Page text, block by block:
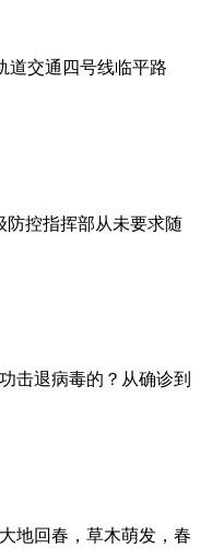
道交通四号线临平路
防控指挥部从未要求随
击退病毒的？从确诊到
地回春，草木萌发，春